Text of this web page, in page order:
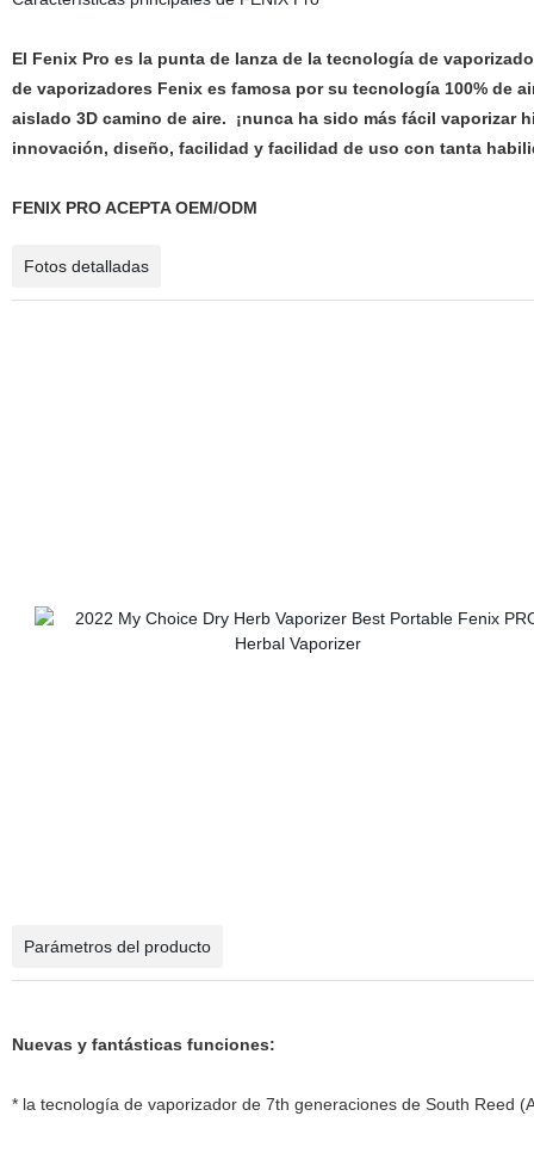
El Fenix Pro es la punta de lanza de la tecnología de
de vaporizadores Fenix es famosa por su tecnología 100% de
aislado 3D camino de aire. ¡nunca ha sido más fácil vaporizar
innovación, diseño, facilidad y facilidad de uso con tanta
FENIX PRO ACEPTA OEM/ODM
Fotos detalladas
Parámetros del producto
Nuevas y fantásticas funciones:
* la tecnología de vaporizador de 7th generaciones de South Reed